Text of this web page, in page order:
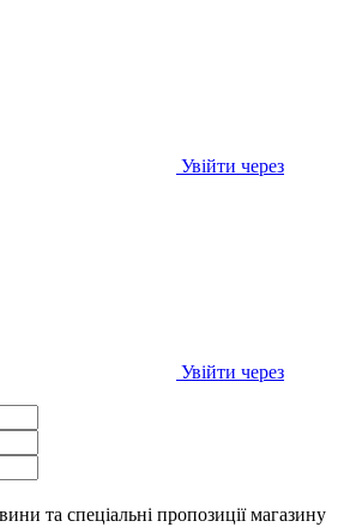
Увійти через
Увійти через
та спеціальні пропозиціїмагазину